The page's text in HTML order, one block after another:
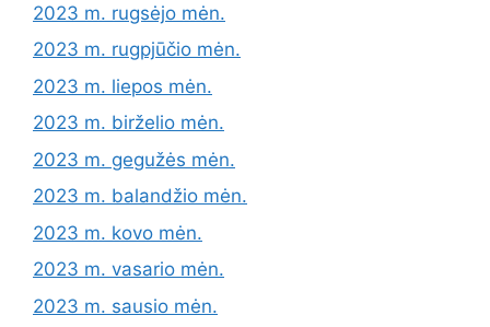
2023 m. rugsėjo mėn.
2023 m. rugpjūčio mėn.
2023 m. liepos mėn.
2023 m. birželio mėn.
2023 m. gegužės mėn.
2023 m. balandžio mėn.
2023 m. kovo mėn.
2023 m. vasario mėn.
2023 m. sausio mėn.